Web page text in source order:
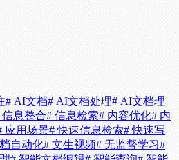
# AI文档# AI文档处理# AI文档理
信息整合# 信息检索# 内容优化# 内
应用场景# 快速信息检索# 快速写
自动化# 文生视频# 无监督学习#